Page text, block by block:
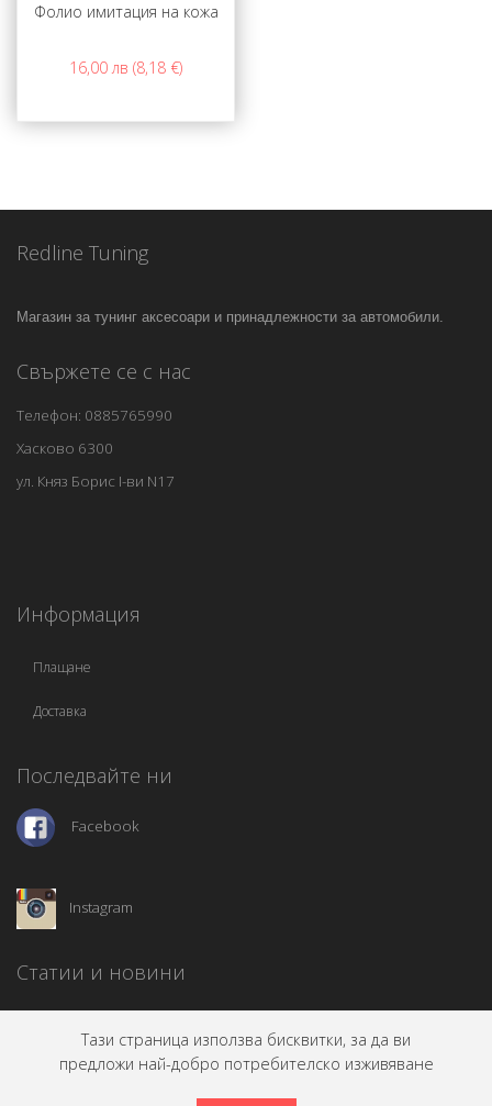
Фолио имитация на кожа
16,00 лв (8,18 €)
Redline Tuning
Магазин за тунинг аксесоари и принадлежности за автомобили.
Свържете се с нас
Телефон: 0885765990
Хасково 6300
ул. Княз Борис I-ви N17
Информация
Плащане
Доставка
Последвайте ни
Facebook
Instagram
Статии и новини
Тази страница използва бисквитки, за да ви
предложи най-добро потребителско изживяване